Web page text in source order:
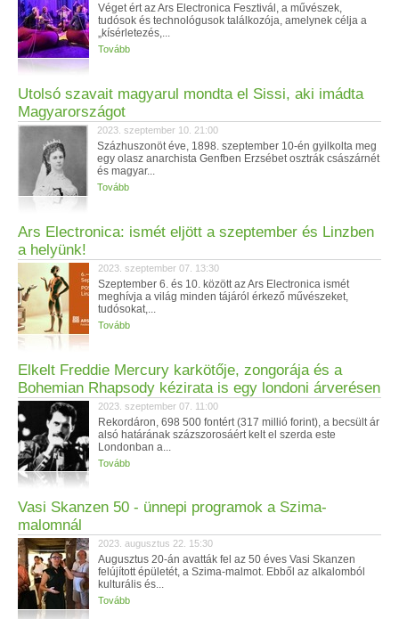
Véget ért az Ars Electronica Fesztivál, a művészek,
tudósok és technológusok találkozója, amelynek célja a
„kísérletezés,...
Tovább
Utolsó szavait magyarul mondta el Sissi, aki imádta
Magyarországot
2023. szeptember 10. 21:00
Százhuszonöt éve, 1898. szeptember 10-én gyilkolta meg
egy olasz anarchista Genfben Erzsébet osztrák császárnét
és magyar...
Tovább
Ars Electronica: ismét eljött a szeptember és Linzben
a helyünk!
2023. szeptember 07. 13:30
Szeptember 6. és 10. között az Ars Electronica ismét
meghívja a világ minden tájáról érkező művészeket,
tudósokat,...
Tovább
Elkelt Freddie Mercury karkötője, zongorája és a
Bohemian Rhapsody kézirata is egy londoni árverésen
2023. szeptember 07. 11:00
Rekordáron, 698 500 fontért (317 millió forint), a becsült ár
alsó határának százszorosáért kelt el szerda este
Londonban a...
Tovább
Vasi Skanzen 50 - ünnepi programok a Szima-
malomnál
2023. augusztus 22. 15:30
Augusztus 20-án avatták fel az 50 éves Vasi Skanzen
felújított épületét, a Szima-malmot. Ebből az alkalomból
kulturális és...
Tovább